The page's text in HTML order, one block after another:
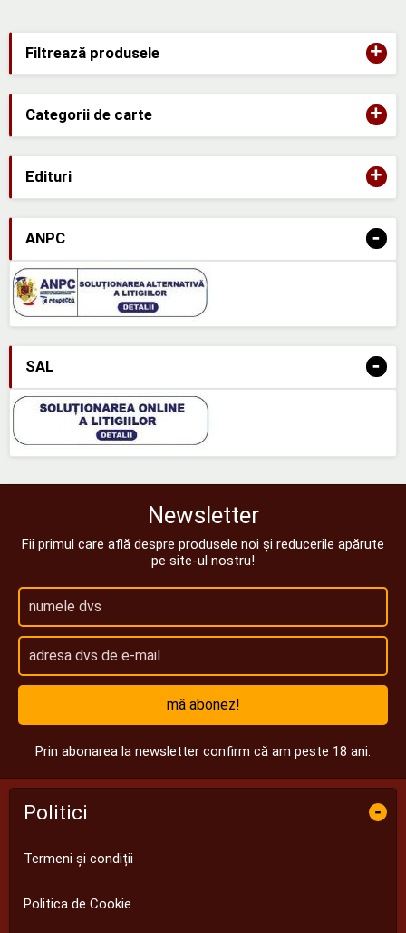
Filtrează produsele +
Categorii de carte +
Edituri +
ANPC -
SAL -
Newsletter
Fii primul care află despre produsele noi și reducerile apărute
pe site-ul nostru!
mă abonez!
Prin abonarea la newsletter confirm că am peste 18 ani.
Politici -
Termeni și condiții
Politica de Cookie